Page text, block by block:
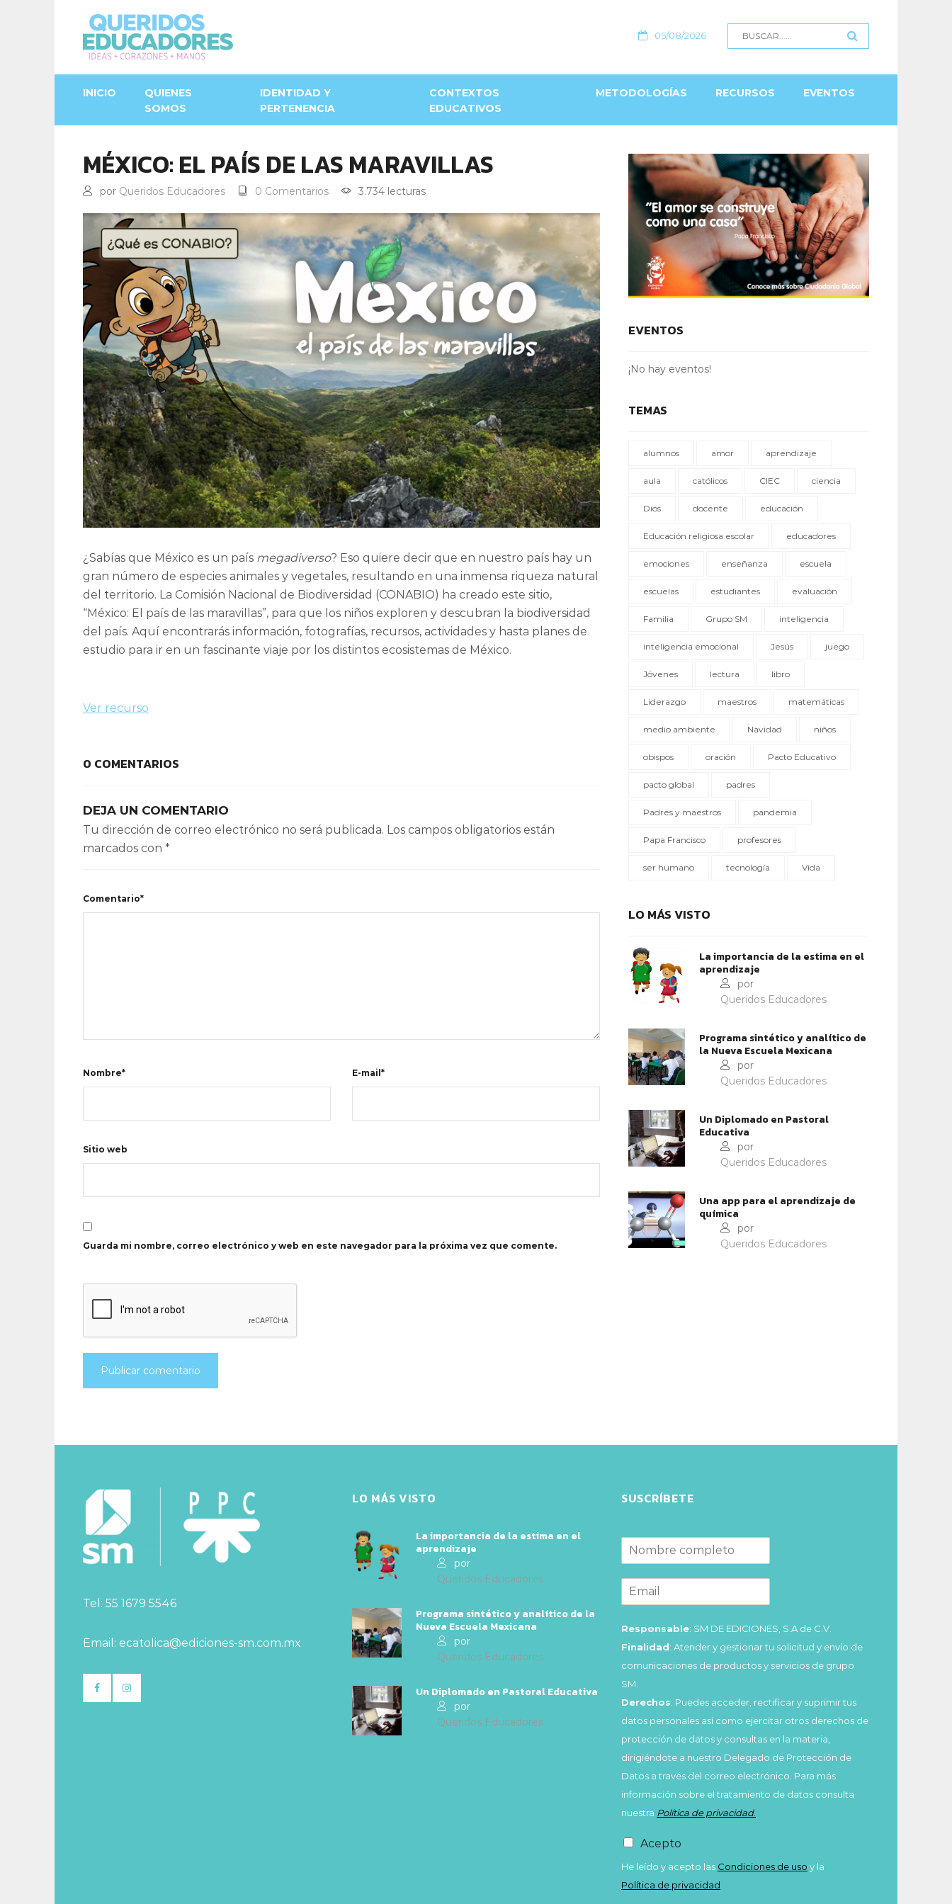
05/08/2026
INICIO
QUIENES
SOMOS
IDENTIDAD Y
PERTENENCIA
CONTEXTOS
EDUCATIVOS
METODOLOGÍAS RECURSOS EVENTOS
MÉXICO: EL PAÍS DE LAS MARAVILLAS
por Queridos Educadores 0 Comentarios 3.734 lecturas
¿Sabías que México es un país megadiverso? Eso quiere decir que en nuestro país hay un
gran número de especies animales y vegetales, resultando en una inmensa riqueza natural
del territorio. La Comisión Nacional de Biodiversidad (CONABIO) ha creado este sitio,
“México: El país de las maravillas”, para que los niños exploren y descubran la biodiversidad
del país. Aquí encontrarás información, fotografías, recursos, actividades y hasta planes de
estudio para ir en un fascinante viaje por los distintos ecosistemas de México.
Ver recurso
0 COMENTARIOS
DEJA UN COMENTARIO
Tu dirección de correo electrónico no será publicada. Los campos obligatorios están
marcados con *
Comentario*
Nombre* E-mail*
Sitio web
Guarda mi nombre, correo electrónico y web en este navegador para la próxima vez que comente.
EVENTOS
¡No hay eventos!
TEMAS
alumnos amor aprendizaje
aula católicos CIEC ciencia
Dios docente educación
Educación religiosa escolar educadores
emociones enseñanza escuela
escuelas estudiantes evaluación
Familia Grupo SM inteligencia
inteligencia emocional Jesús juego
Jóvenes lectura libro
Liderazgo maestros matemáticas
medio ambiente Navidad niños
obispos oración Pacto Educativo
pacto global padres
Padres y maestros pandemia
Papa Francisco profesores
ser humano tecnología Vida
LO MÁS VISTO
La importancia de la estima en el
aprendizaje
por
Queridos Educadores
Programa sintético y analítico de
la Nueva Escuela Mexicana
por
Queridos Educadores
Un Diplomado en Pastoral
Educativa
por
Queridos Educadores
Una app para el aprendizaje de
química
por
Queridos Educadores
Tel: 55 1679 5546
Email: ecatolica@ediciones-sm.com.mx
LO MÁS VISTO
La importancia de la estima en el
aprendizaje
por
Queridos Educadores
Programa sintético y analítico de la
Nueva Escuela Mexicana
por
Queridos Educadores
Un Diplomado en Pastoral Educativa
por
Queridos Educadores
SUSCRÍBETE
Responsable: SM DE EDICIONES, S.A de C.V.
Finalidad: Atender y gestionar tu solicitud y envío de
comunicaciones de productos y servicios de grupo
SM.
Derechos: Puedes acceder, rectificar y suprimir tus
datos personales así como ejercitar otros derechos de
protección de datos y consultas en la materia,
dirigiéndote a nuestro Delegado de Protección de
Datos a través del correo electrónico. Para más
información sobre el tratamiento de datos consulta
nuestra Política de privacidad.
Acepto
He leído y acepto las Condiciones de uso y la
Política de privacidad